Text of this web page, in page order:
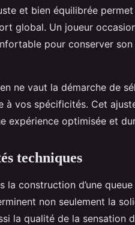
et bien équilibrée permet
global. Un joueur
pour conserver son
ne vaut la démarche de
à vos spécificités. Cet
expérience optimisée et
techniques
construction d’une
non seulement la
la qualité de la sensation